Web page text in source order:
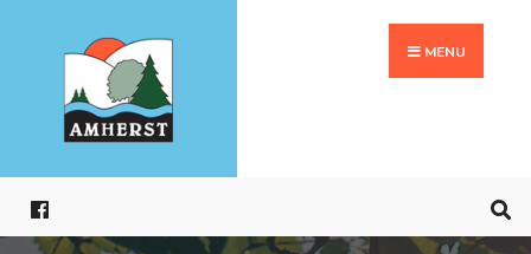
contenu
MENU
for: